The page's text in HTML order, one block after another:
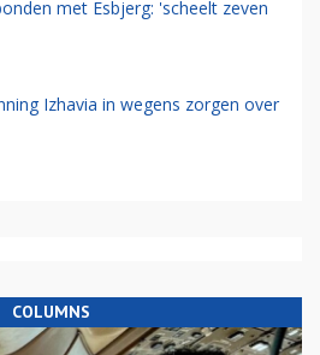
met Esbjerg: 'scheelt zeven
Izhavia in wegens zorgen over
COLUMNS